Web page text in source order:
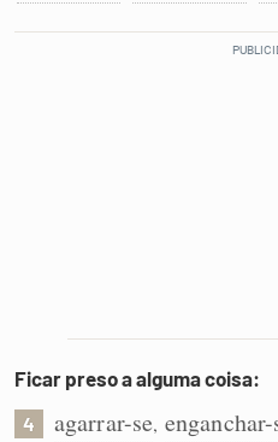
Dicionário
Ficar preso a alguma coisa:
4 agarrar-se, enganchar-